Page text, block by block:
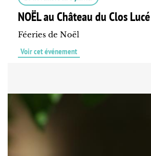
NOËL au Château du Clos Lucé
Féeries de Noël
Voir cet événement